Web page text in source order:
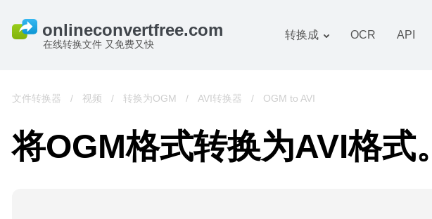
在线转换文件 又免费又快
转换成
书籍 转换器
OCR API
文件转换器 / 视频 / 转换为OGM / AVI转换器 / OGM to AVI
将OGM格式转换为AVI格式。